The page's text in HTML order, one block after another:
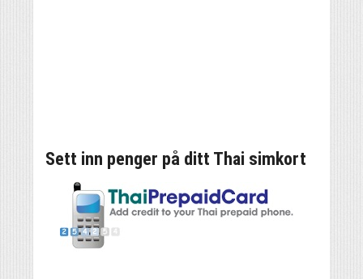
Sett inn penger på ditt Thai simkort